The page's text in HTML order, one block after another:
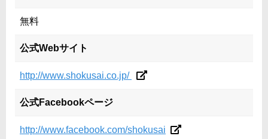
無料
公式Webサイト
http://www.shokusai.co.jp/
公式Facebookページ
http://www.facebook.com/shokusai